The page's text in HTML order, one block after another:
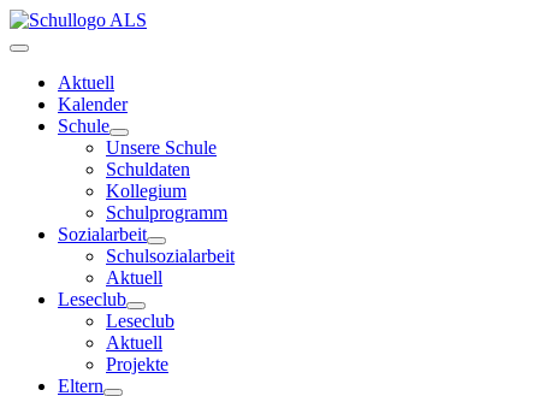
Aktuell
Kalender
Schule
Unsere Schule
Schuldaten
Kollegium
Schulprogramm
Sozialarbeit
Schulsozialarbeit
Aktuell
Leseclub
Leseclub
Aktuell
Projekte
Eltern